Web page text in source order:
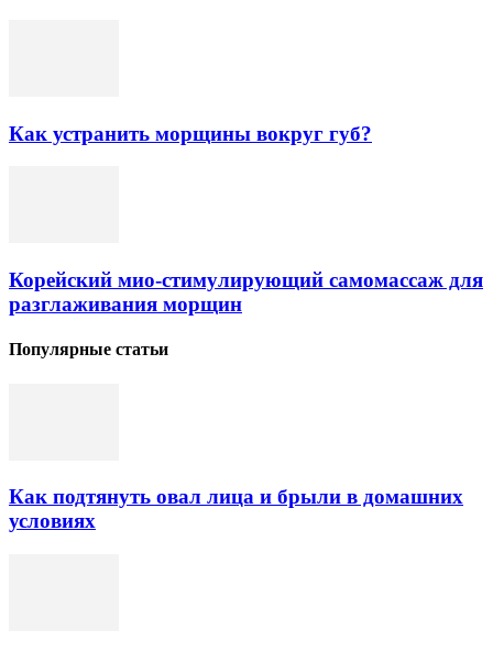
Как устранить морщины вокруг губ?
Корейский мио-стимулирующий самомассаж для
разглаживания морщин
Популярные статьи
Как подтянуть овал лица и брыли в домашних
условиях